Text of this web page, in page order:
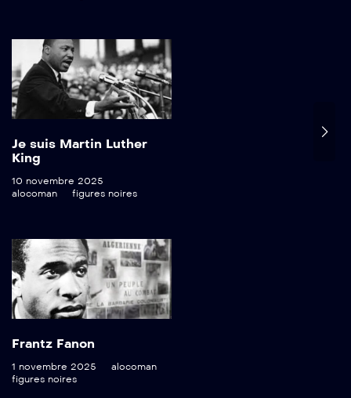
Je suis Martin Luther
King
10 novembre 2025
alocoman
figures noires
Frantz Fanon
1 novembre 2025
alocoman
figures noires